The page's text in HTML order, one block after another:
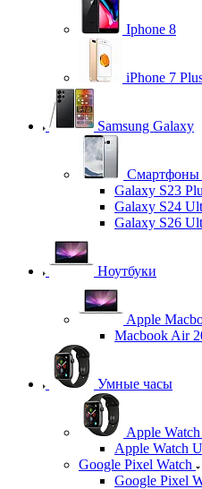
Iphone 8
iPhone 7
Samsung Galaxy
Смартфоны
Galaxy S23
Galaxy S24
Galaxy S26
Ноутбуки
Apple
Macbook Air
Умные часы
Apple Watch
Apple Watch
Google Pixel Watch
Google Pixel